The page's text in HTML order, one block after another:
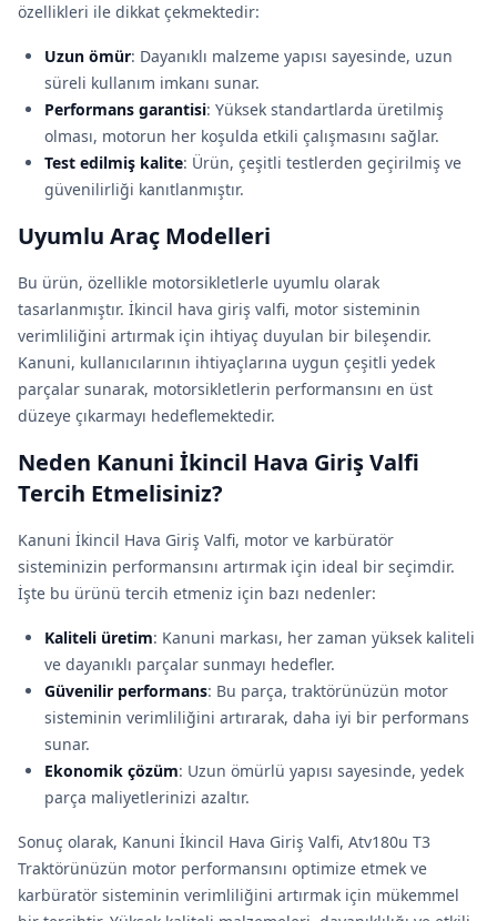
özellikleri ile dikkat çekmektedir:
Uzun ömür: Dayanıklı malzeme yapısı sayesinde, uzun
süreli kullanım imkanı sunar.
Performans garantisi: Yüksek standartlarda üretilmiş
olması, motorun her koşulda etkili çalışmasını sağlar.
Test edilmiş kalite: Ürün, çeşitli testlerden geçirilmiş ve
güvenilirliği kanıtlanmıştır.
Uyumlu Araç Modelleri
Bu ürün, özellikle motorsikletlerle uyumlu olarak
tasarlanmıştır. İkincil hava giriş valfi, motor sisteminin
verimliliğini artırmak için ihtiyaç duyulan bir bileşendir.
Kanuni, kullanıcılarının ihtiyaçlarına uygun çeşitli yedek
parçalar sunarak, motorsikletlerin performansını en üst
düzeye çıkarmayı hedeflemektedir.
Neden Kanuni İkincil Hava Giriş Valfi
Tercih Etmelisiniz?
Kanuni İkincil Hava Giriş Valfi, motor ve karbüratör
sisteminizin performansını artırmak için ideal bir seçimdir.
İşte bu ürünü tercih etmeniz için bazı nedenler:
Kaliteli üretim: Kanuni markası, her zaman yüksek kaliteli
ve dayanıklı parçalar sunmayı hedefler.
Güvenilir performans: Bu parça, traktörünüzün motor
sisteminin verimliliğini artırarak, daha iyi bir performans
sunar.
Ekonomik çözüm: Uzun ömürlü yapısı sayesinde, yedek
parça maliyetlerinizi azaltır.
Sonuç olarak, Kanuni İkincil Hava Giriş Valfi, Atv180u T3
Traktörünüzün motor performansını optimize etmek ve
karbüratör sisteminin verimliliğini artırmak için mükemmel